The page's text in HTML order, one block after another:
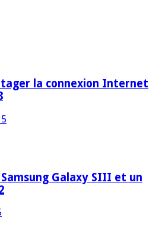
la connexion Internet
Galaxy SIII et un